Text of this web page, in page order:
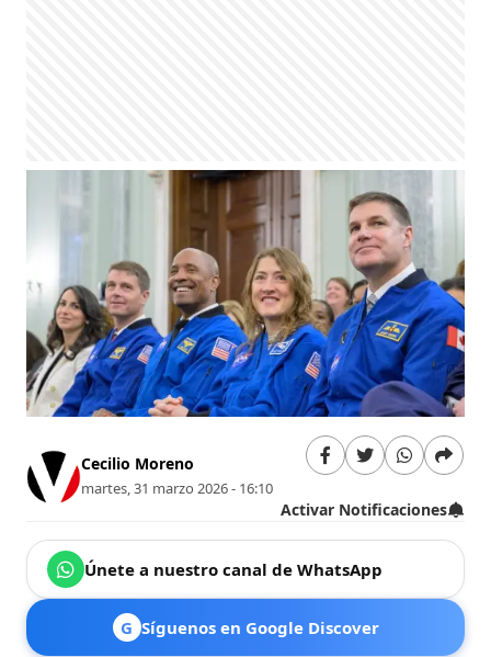
Cecilio Moreno
martes, 31 marzo 2026 - 16:10
Activar Notificaciones
Únete a nuestro canal de WhatsApp
G Síguenos en Google Discover